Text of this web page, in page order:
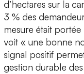
d’hectares sur la
3 % des
mesure était
voit « une bonne
signal positif
gestion durable